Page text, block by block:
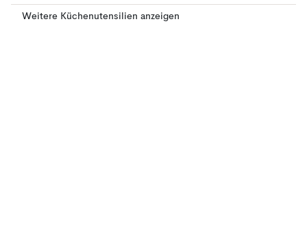
Weitere Küchenutensilien anzeigen